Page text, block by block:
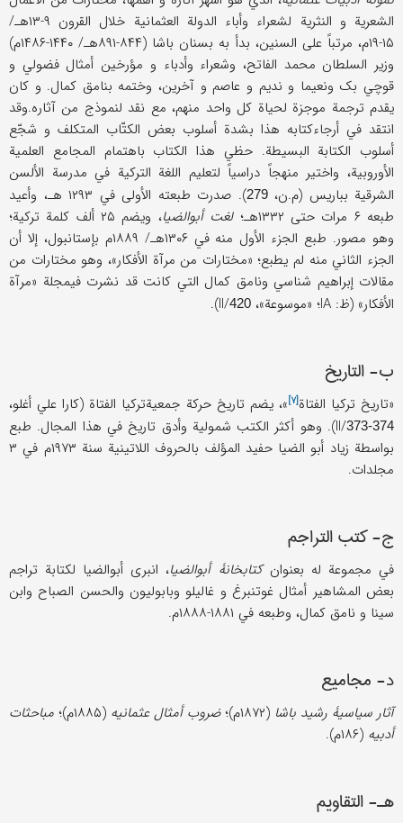
الشعریة و النثریة لشعراء وأباء الدولة العثمانیة خلال القرون ۹-۱۳هـ/
۱۵-۱۹م، مرتباً علی السنین، بدأ به بسنان باشا (۸۴۴-۸۹۱هـ/ ۱۴۴۰-۱۴۸۶م)
وزیر السلطان محمد الفاتح، وشعراء وأدباء و مؤرخین أمثال فضولي و
قوچي بک ونعیما و ندیم و عاصم و آخرین، وختمه بنامق کمال. و کان
یقدم ترجمة موجزة لحیاة کل واحد منهم، مع نقد لنموذج من آثاره.وقد
انتقد في أرجاءکتابه هذا بشدة أسلوب بعض الکتّاب المتکلف و شجّع
أسلوب الکتابة البسیطة. حظي هذا الکتاب باهتمام المجامع العلمیة
الأوروبیة، واختیر منهجاً دراسیاً لتعلیم اللغة الترکیة في مدرسة الألسن
الشرقیة بباریس (م.ن،279
). صدرت طبعته الأولی في ۱۲۹۳ هـ، وأعید
طبعه ۶ مرات حتی ۱۳۳۲هـ؛
لغت أبوالضیا
، ویضم ۲۵ ألف کلمة ترکیة؛
وهو مصور. طبع الجزء الأول منه في ۱۳۰۶هـ/ ۱۸۸۹م بإستانبول، إلا أن
الجزء الثاني منه لم یطبع؛ «مختارات من مرآة الأفکار»، وهو مختارات من
مقالات إبراهیم شناسي ونامق کمال التي کانت قد نشرت فيمجلة «مرآة
الأفکار» (ظ: IA؛ «موسوعة»، II/
420
).
ب- التاریخ
«تاریخ ترکیا الفتاة[۷] »، یضم تاریخ حرکة جمعیةترکیا الفتاة (کارا علي أغلو،
II/373-374
). وهو أکثر الکتب شمولیة وأدق تاریخ في هذا المجال. طبع
بواسطة زیاد أبو الضیا حفید المؤلف بالحروف اللاتینیة سنة ۱۹۷۳م في ۳
مجلدات.
ج- کتب التراجم
في مجموعة له بعنوان کتابخانۀ أبوالضیا، انبری أبوالضیا لکتابة تراجم
بعض المشاهیر أمثال غوتنبرغ و غالیلو وبابولیون والحسن الصباح وابن
سینا و نامق کمال، وطبعه في ۱۸۸۱-۱۸۸۸م.
د- مجامیع
آثار سیاسیۀ رشید باشا (۱۸۷۲م)؛ ضروب أمثال عثمانیه (۱۸۸۵م)؛
مباحثات
أدبیه (۱۸۶م).
هـ- التقاویم